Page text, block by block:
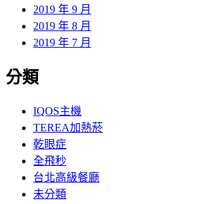
2019 年 9 月
2019 年 8 月
2019 年 7 月
分類
IQOS主機
TEREA加熱菸
乾眼症
全飛秒
台北高級餐廳
未分類